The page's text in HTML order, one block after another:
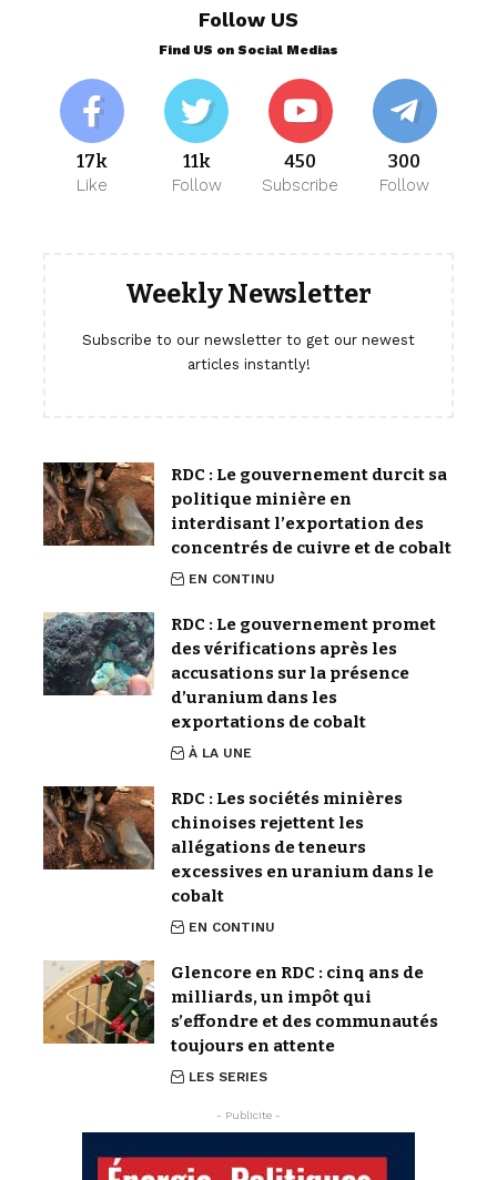
Follow US
Find US on Social Medias
17k
Like
11k
Follow
450
Subscribe
300
Follow
Weekly Newsletter
Subscribe to our newsletter to get our newest
articles instantly!
RDC : Le gouvernement durcit sa
politique minière en
interdisant l’exportation des
concentrés de cuivre et de cobalt
EN CONTINU
RDC : Le gouvernement promet
des vérifications après les
accusations sur la présence
d’uranium dans les
exportations de cobalt
À LA UNE
RDC : Les sociétés minières
chinoises rejettent les
allégations de teneurs
excessives en uranium dans le
cobalt
EN CONTINU
Glencore en RDC : cinq ans de
milliards, un impôt qui
s’effondre et des communautés
toujours en attente
LES SERIES
- Publicite -